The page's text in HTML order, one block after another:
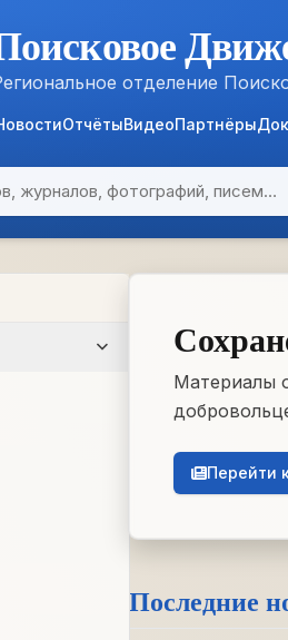
отделение
ОтчётыВидеоПартнёры
Материалы
Перейти
Последние